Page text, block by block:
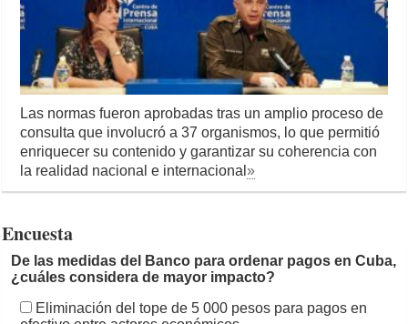
Las normas fueron aprobadas tras un amplio proceso de
consulta que involucró a 37 organismos, lo que permitió
enriquecer su contenido y garantizar su coherencia con
la realidad nacional e internacional»
Encuesta
De las medidas del Banco para ordenar pagos en Cuba,
¿cuáles considera de mayor impacto?
Eliminación del tope de 5 000 pesos para pagos en